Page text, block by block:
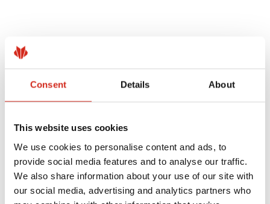
Consent Details About
This website uses cookies
We use cookies to personalise content and ads, to
provide social media features and to analyse our traffic.
We also share information about your use of our site with
our social media, advertising and analytics partners who
Dystrybutorzy